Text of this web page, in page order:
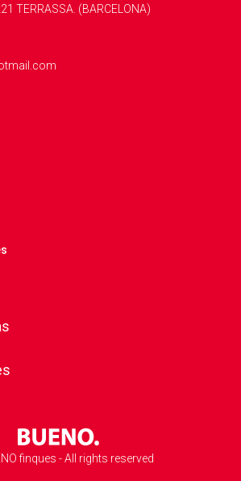
TERRASSA. (BARCELONA)
finques - All rights reserved